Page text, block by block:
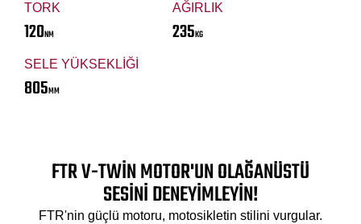
TORK
120NM
AĞIRLIK
235KG
SELE YÜKSEKLİĞİ
805MM
FTR V-TWİN MOTOR'UN OLAĞANÜSTÜ
SESİNİ DENEYİMLEYİN!
FTR'nin güçlü motoru, motosikletin stilini vurgular.